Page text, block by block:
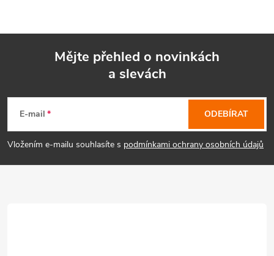
p
a
Mějte přehled o novinkách
a slevách
E-mail
Vložením e-mailu souhlasíte s podmínkami ochrany osobních údajů
ODEBÍRAT